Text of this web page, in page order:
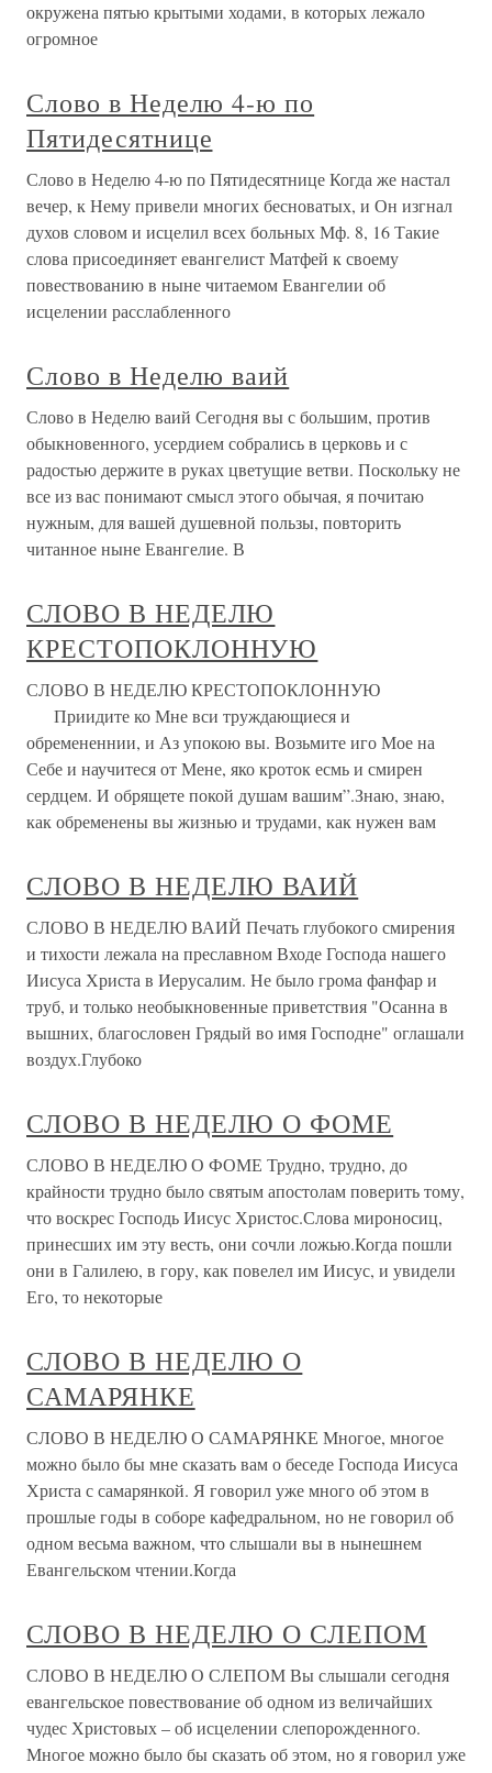
окружена пятью крытыми ходами, в которых лежало
огромное
Слово в Неделю 4-ю по
Пятидесятнице
Слово в Неделю 4-ю по Пятидесятнице Когда же настал
вечер, к Нему привели многих бесноватых, и Он изгнал
духов словом и исцелил всех больных Мф. 8, 16 Такие
слова присоединяет евангелист Матфей к своему
повествованию в ныне читаемом Евангелии об
исцелении расслабленного
Слово в Неделю ваий
Слово в Неделю ваий Сегодня вы с большим, против
обыкновенного, усердием собрались в церковь и с
радостью держите в руках цветущие ветви. Поскольку не
все из вас понимают смысл этого обычая, я почитаю
нужным, для вашей душевной пользы, повторить
читанное ныне Евангелие. В
СЛОВО В НЕДЕЛЮ
КРЕСТОПОКЛОННУЮ
СЛОВО В НЕДЕЛЮ КРЕСТОПОКЛОННУЮ
Приидите ко Мне вси труждающиеся и
обремененнии, и Аз упокою вы. Возьмите иго Мое на
Себе и научитеся от Мене, яко кроток есмь и смирен
сердцем. И обрящете покой душам вашим”.Знаю, знаю,
как обременены вы жизнью и трудами, как нужен вам
СЛОВО В НЕДЕЛЮ ВАИЙ
СЛОВО В НЕДЕЛЮ ВАИЙ Печать глубокого смирения
и тихости лежала на преславном Входе Господа нашего
Иисуса Христа в Иерусалим. Не было грома фанфар и
труб, и только необыкновенные приветствия "Осанна в
вышних, благословен Грядый во имя Господне" оглашали
воздух.Глубоко
СЛОВО В НЕДЕЛЮ О ФОМЕ
СЛОВО В НЕДЕЛЮ О ФОМЕ Трудно, трудно, до
крайности трудно было святым апостолам поверить тому,
что воскрес Господь Иисус Христос.Слова мироносиц,
принесших им эту весть, они сочли ложью.Когда пошли
они в Галилею, в гору, как повелел им Иисус, и увидели
Его, то некоторые
СЛОВО В НЕДЕЛЮ О
САМАРЯНКЕ
СЛОВО В НЕДЕЛЮ О САМАРЯНКЕ Многое, многое
можно было бы мне сказать вам о беседе Господа Иисуса
Христа с самарянкой. Я говорил уже много об этом в
прошлые годы в соборе кафедральном, но не говорил об
одном весьма важном, что слышали вы в нынешнем
Евангельском чтении.Когда
СЛОВО В НЕДЕЛЮ О СЛЕПОМ
СЛОВО В НЕДЕЛЮ О СЛЕПОМ Вы слышали сегодня
евангельское повествование об одном из величайших
чудес Христовых – об исцелении слепорожденного.
Многое можно было бы сказать об этом, но я говорил уже